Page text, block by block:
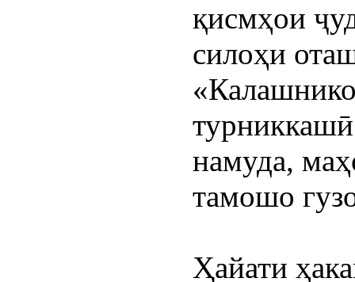
қисмҳои
силоҳи
намуда,
тамошо
Ҳайати